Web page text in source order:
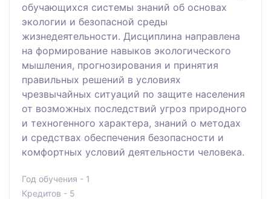
обучающихся системы знаний об основах
экологии и безопасной среды
жизнедеятельности. Дисциплина направлена
на формирование навыков экологического
мышления, прогнозирования и принятия
правильных решений в условиях
чрезвычайных ситуаций по защите населения
от возможных последствий угроз природного
и техногенного характера, знаний о методах
и средствах обеспечения безопасности и
комфортных условий деятельности человека.
Год обучения - 1
Кредитов - 5